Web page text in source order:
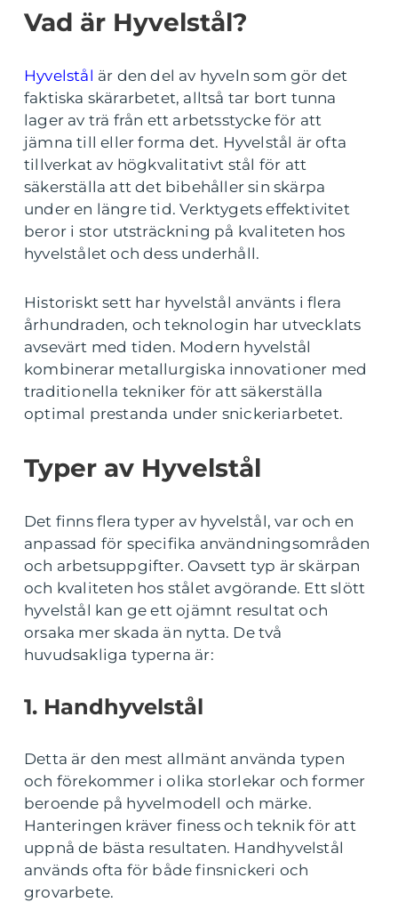
Vad är Hyvelstål?
Hyvelstål är den del av hyveln som gör det
faktiska skärarbetet, alltså tar bort tunna
lager av trä från ett arbetsstycke för att
jämna till eller forma det. Hyvelstål är ofta
tillverkat av högkvalitativt stål för att
säkerställa att det bibehåller sin skärpa
under en längre tid. Verktygets effektivitet
beror i stor utsträckning på kvaliteten hos
hyvelstålet och dess underhåll.
Historiskt sett har hyvelstål använts i flera
århundraden, och teknologin har utvecklats
avsevärt med tiden. Modern hyvelstål
kombinerar metallurgiska innovationer med
traditionella tekniker för att säkerställa
optimal prestanda under snickeriarbetet.
Typer av Hyvelstål
Det finns flera typer av hyvelstål, var och en
anpassad för specifika användningsområden
och arbetsuppgifter. Oavsett typ är skärpan
och kvaliteten hos stålet avgörande. Ett slött
hyvelstål kan ge ett ojämnt resultat och
orsaka mer skada än nytta. De två
huvudsakliga typerna är:
1. Handhyvelstål
Detta är den mest allmänt använda typen
och förekommer i olika storlekar och former
beroende på hyvelmodell och märke.
Hanteringen kräver finess och teknik för att
uppnå de bästa resultaten. Handhyvelstål
används ofta för både finsnickeri och
grovarbete.